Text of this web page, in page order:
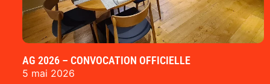
AG 2026 – CONVOCATION OFFICIELLE
5 mai 2026